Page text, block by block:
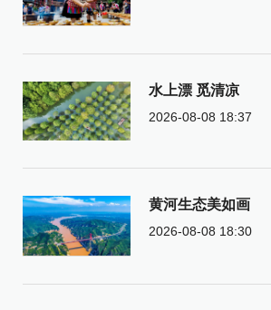
水上漂 觅清凉
2026-08-08 18:37
黄河生态美如画
2026-08-08 18:30